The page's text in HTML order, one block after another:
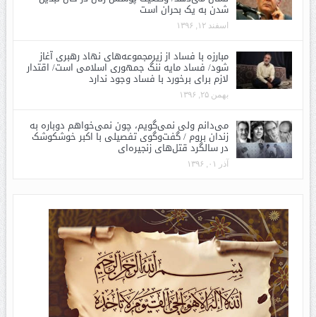
شدن به یک بحران است
اسفند ۱۲, ۱۳۹۶
مبارزه با فساد از زیرمجموعه‌های نهاد رهبری آغاز
شود/ فساد مایه ننگ جمهوری اسلامی است/ اقتدار
لازم برای برخورد با فساد وجود ندارد
بهمن ۲۵, ۱۳۹۶
می‌دانم ولی نمی‌گویم، چون نمی‌خواهم دوباره به
زندان بروم / گفت‌وگوی تفصیلی با اکبر خوشکوشک
در سالگرد قتل‌های زنجیره‌ای
آذر ۰۱, ۱۳۹۶